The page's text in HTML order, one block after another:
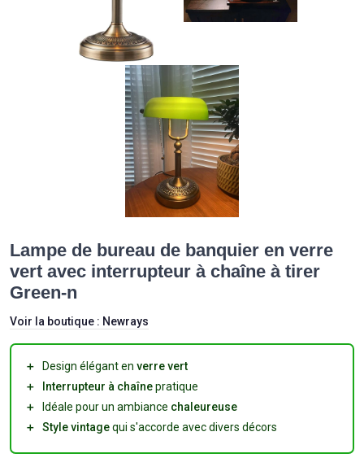
Lampe de bureau de banquier en verre
vert avec interrupteur à chaîne à tirer
Green-n
Voir la boutique : Newrays
＋ Design élégant en verre vert
＋
Interrupteur à chaînepratique
＋
Idéale pour un ambiance chaleureuse
＋
Style vintagequi s'accorde avec divers décors